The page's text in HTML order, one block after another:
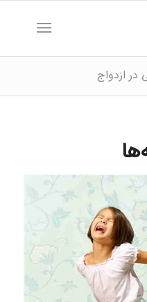
در ازدواج